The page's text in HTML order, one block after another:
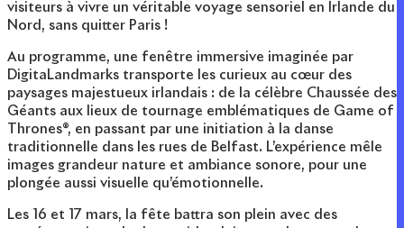
visiteurs à vivre un véritable voyage sensoriel en Irlande du
Nord, sans quitter Paris !
Au programme, une fenêtre immersive imaginée par
DigitaLandmarks transporte les curieux au cœur des
paysages majestueux irlandais : de la célèbre Chaussée des
Géants aux lieux de tournage emblématiques de Game of
Thrones®, en passant par une initiation à la danse
traditionnelle dans les rues de Belfast. L’expérience mêle
images grandeur nature et ambiance sonore, pour une
plongée aussi visuelle qu’émotionnelle.
Les 16 et 17 mars, la fête battra son plein avec des